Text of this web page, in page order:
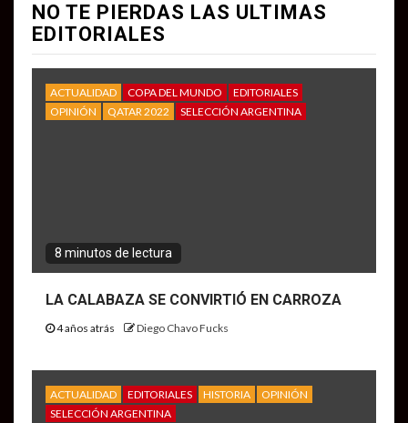
NO TE PIERDAS LAS ULTIMAS
EDITORIALES
ACTUALIDAD COPA DEL MUNDO
EDITORIALES
OPINIÓN
QATAR 2022 SELECCIÓN ARGENTINA
8 minutos de lectura
LA CALABAZA SE CONVIRTIÓ EN CARROZA
4 años atrás Diego Chavo Fucks
ACTUALIDAD EDITORIALES HISTORIA
OPINIÓN
SELECCIÓN ARGENTINA